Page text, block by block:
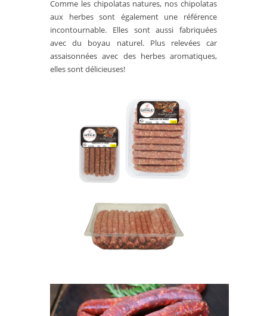
Comme les chipolatas natures, nos chipolatas
aux herbes sont également une référence
incontournable. Elles sont aussi fabriquées
avec du boyau naturel. Plus relevées car
assaisonnées avec des herbes aromatiques,
elles sont délicieuses!